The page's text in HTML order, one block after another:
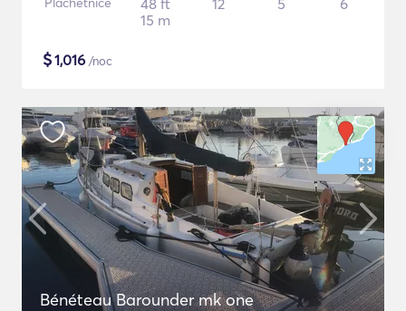
48 ft
15 m
12 5 6
$1,016 /noc
Bénéteau Barounder mk one